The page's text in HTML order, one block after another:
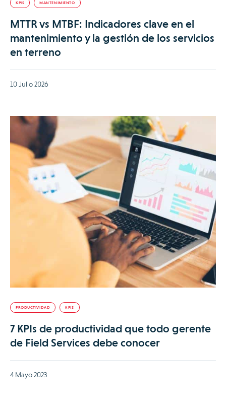
KPIS MANTENIMIENTO
MTTR vs MTBF: Indicadores clave en el
mantenimiento y la gestión de los servicios
en terreno
10 Julio 2026
PRODUCTIVIDAD KPIS
7 KPIs de productividad que todo gerente
de Field Services debe conocer
4 Mayo 2023